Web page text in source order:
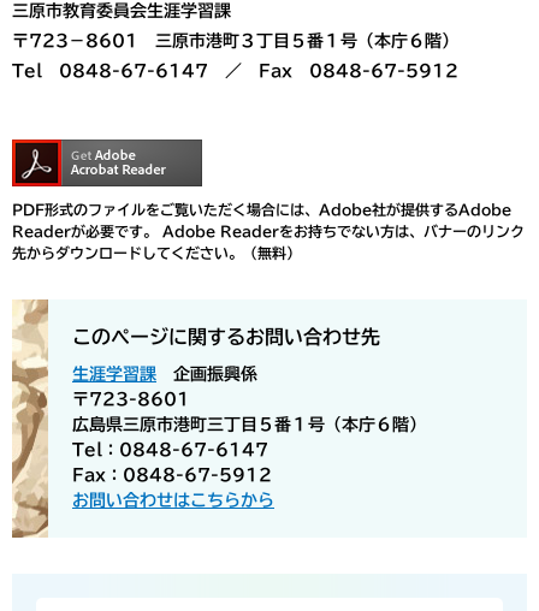
三原市教育委員会生涯学習課
〒723－8601 三原市港町３丁目５番１号（本庁６階）
Tel 0848-67-6147 ／ Fax 0848-67-5912
PDF形式のファイルをご覧いただく場合には、Adobe社が提供するAdobe
Readerが必要です。
Adobe Readerをお持ちでない方は、バナーのリンク
先からダウンロードしてください。（無料）
このページに関するお問い合わせ先
生涯学習課
企画振興係
〒723-8601
広島県三原市港町三丁目５番１号（本庁６階）
Tel：0848-67-6147
Fax：0848-67-5912
お問い合わせはこちらから